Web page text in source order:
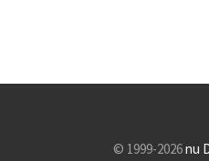
© 1999-2026nu